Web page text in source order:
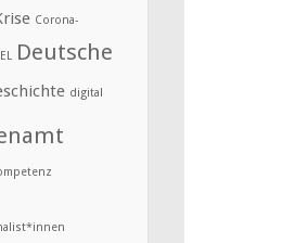
Corona-
Deutsche
digital